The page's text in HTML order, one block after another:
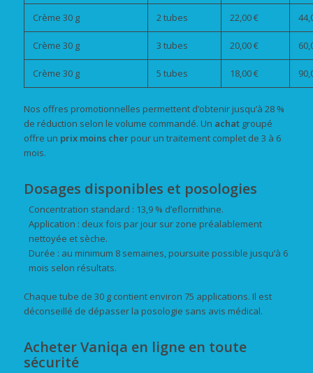
Crème 30 g 2 tubes 22,00 €
Crème 30 g 3 tubes 20,00 €
Crème 30 g 5 tubes 18,00 €
Nos offres promotionnelles permettent d’obtenir jusqu’à 28 %
de réduction selon le volume commandé. Un achatgroupé
offre un prix moins cherpour un traitement complet de 3 à 6
mois.
Dosages disponibles et posologies
Concentration standard : 13,9 % d’eflornithine.
Application : deux fois par jour sur zone préalablement
nettoyée et sèche.
Durée : au minimum 8 semaines, poursuite possible jusqu’à 6
mois selon résultats.
Chaque tube de 30 g contient environ 75 applications. Il est
déconseillé de dépasser la posologie sans avis médical.
Acheter Vaniqa en ligne en toute
sécurité